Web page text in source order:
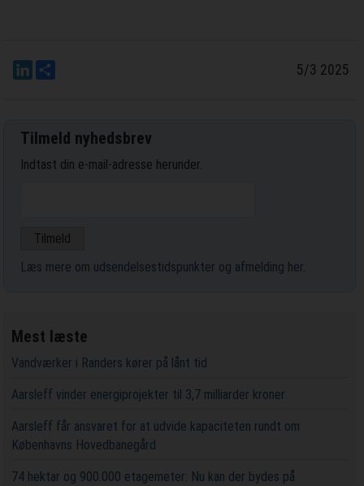
LinkedIn 5/3 2025
Tilmeld nyhedsbrev
Indtast din e-mail-adresse herunder.
Læs mere om udsendelsestidspunkter og afmelding her.
Mest læste
Vandværker i Randers kører på lånt tid
Aarsleff vinder energiprojekter til 3,7 milliarder kroner
Aarsleff får ansvaret for at udvide kapaciteten rundt om
Københavns Hovedbanegård
74 hektar og 900.000 etagemeter: Nu kan der bydes på